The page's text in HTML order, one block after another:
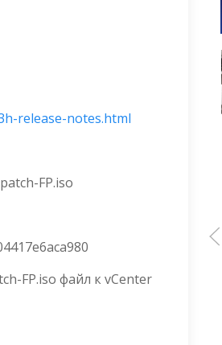
release-notes.html
FP.iso
FP.iso файл к vCenter